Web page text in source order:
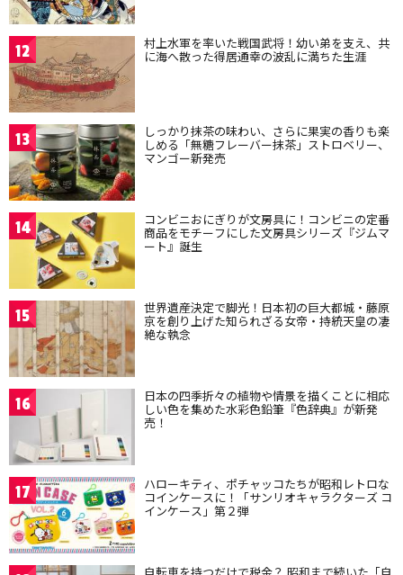
12 村上水軍を率いた戦国武将！幼い弟を支え、共
に海へ散った得居通幸の波乱に満ちた生涯
13 しっかり抹茶の味わい、さらに果実の香りも楽
しめる「無糖フレーバー抹茶」ストロベリー、
マンゴー新発売
14 コンビニおにぎりが文房具に！コンビニの定番
商品をモチーフにした文房具シリーズ『ジムマ
ート』誕生
15 世界遺産決定で脚光！日本初の巨大都城・藤原
京を創り上げた知られざる女帝・持統天皇の凄
絶な執念
16 日本の四季折々の植物や情景を描くことに相応
しい色を集めた水彩色鉛筆『色辞典』が新発
売！
17 ハローキティ、ポチャッコたちが昭和レトロな
コインケースに！「サンリオキャラクターズ コ
インケース」第２弾